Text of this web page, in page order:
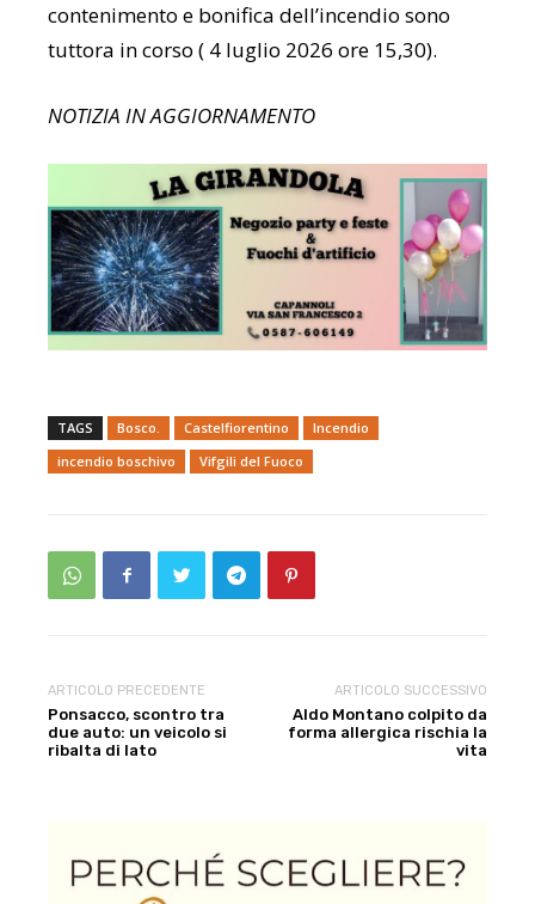
contenimento e bonifica dell’incendio sono
tuttora in corso ( 4 luglio 2026 ore 15,30).
NOTIZIA IN AGGIORNAMENTO
TAGS Bosco. Castelfiorentino
Incendio
incendio boschivo
Vifgili del Fuoco
ARTICOLO PRECEDENTE
Ponsacco, scontro tra
due auto: un veicolo si
ribalta di lato
ARTICOLO SUCCESSIVO
Aldo Montano colpito da
forma allergica rischia la
vita